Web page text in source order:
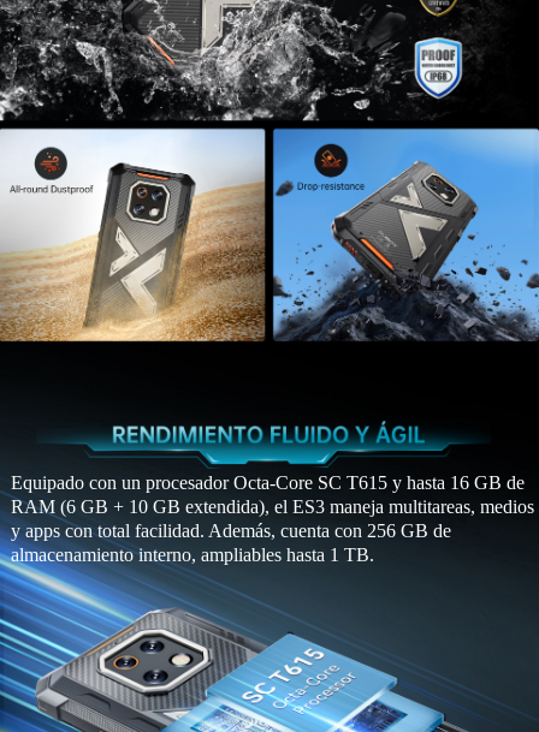
Equipado con un procesador Octa-Core SC T615 y hasta 16 GB de
RAM (6 GB + 10 GB extendida), el ES3 maneja multitareas, medios
y apps con total facilidad. Además, cuenta con 256 GB de
almacenamiento interno, ampliables hasta 1 TB.